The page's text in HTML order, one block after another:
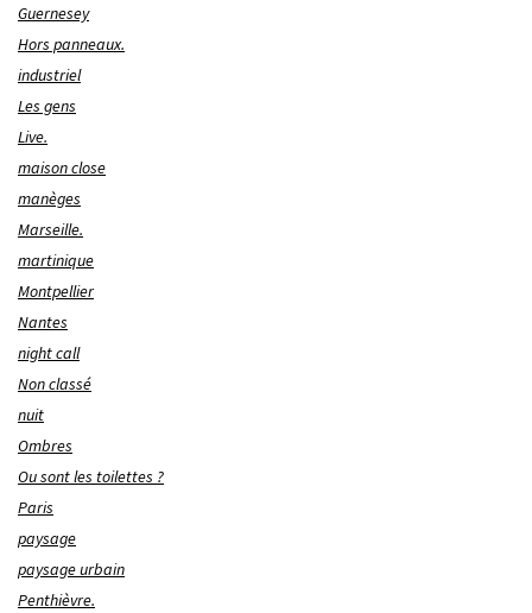
Guernesey
Hors panneaux.
industriel
Les gens
Live.
maison close
manèges
Marseille.
martinique
Montpellier
Nantes
night call
Non classé
nuit
Ombres
Ou sont les toilettes ?
Paris
paysage
paysage urbain
Penthièvre.